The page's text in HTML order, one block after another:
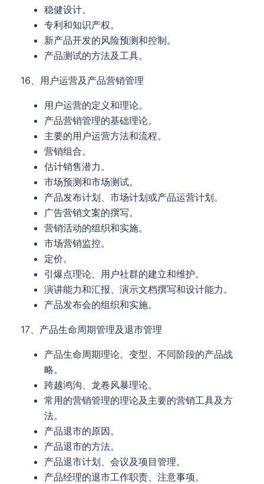
稳健设计。
专利和知识产权。
新产品开发的风险预测和控制。
产品测试的方法及工具。
16、用户运营及产品营销管理
用户运营的定义和理论。
产品营销管理的基础理论。
主要的用户运营方法和流程。
营销组合。
估计销售潜力。
市场预测和市场测试。
产品发布计划、市场计划或产品运营计划。
广告营销文案的撰写。
营销活动的组织和实施。
市场营销监控。
定价。
引爆点理论、用户社群的建立和维护。
演讲能力和汇报、演示文档撰写和设计能力。
产品发布会的组织和实施。
17、产品生命周期管理及退市管理
产品生命周期理论。变型。不同阶段的产品战
略。
跨越鸿沟、龙卷风暴理论。
常用的营销管理的理论及主要的营销工具及方
法。
产品退市的原因。
产品退市的方法。
产品退市计划、会议及项目管理。
产品经理的退市工作职责、注意事项。